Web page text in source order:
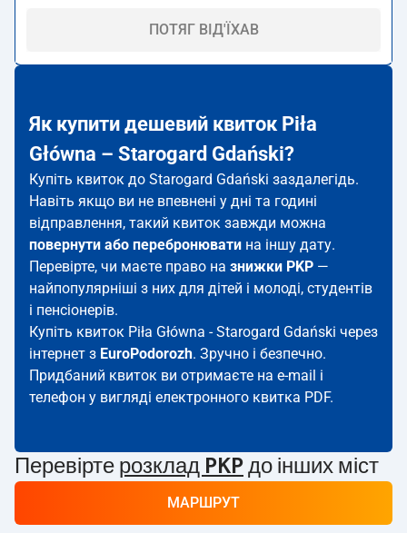
ПОТЯГ ВІД'ЇХАВ
Як купити дешевий квиток Piła
Główna – Starogard Gdański?
Купіть квиток до Starogard Gdański заздалегідь.
Навіть якщо ви не впевнені у дні та годині
відправлення, такий квиток завжди можна
повернути або перебронювати на іншу дату.
Перевірте, чи маєте право на знижки PKP —
найпопулярніші з них для дітей і молоді, студентів
і пенсіонерів.
Купіть квиток Piła Główna - Starogard Gdański через
інтернет з EuroPodorozh. Зручно і безпечно.
Придбаний квиток ви отримаєте на e-mail і
телефон у вигляді електронного квитка PDF.
Перевірте розклад PKP до інших міст
МАРШРУТ